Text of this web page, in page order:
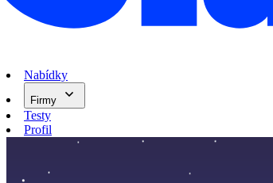
Nabídky
Firmy
Testy
Profil